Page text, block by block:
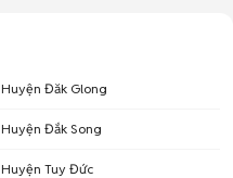
Huyện Đăk Glong
Huyện Đắk Song
Huyện Tuy Đức